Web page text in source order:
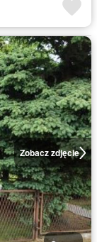
Zobacz zdjęcie